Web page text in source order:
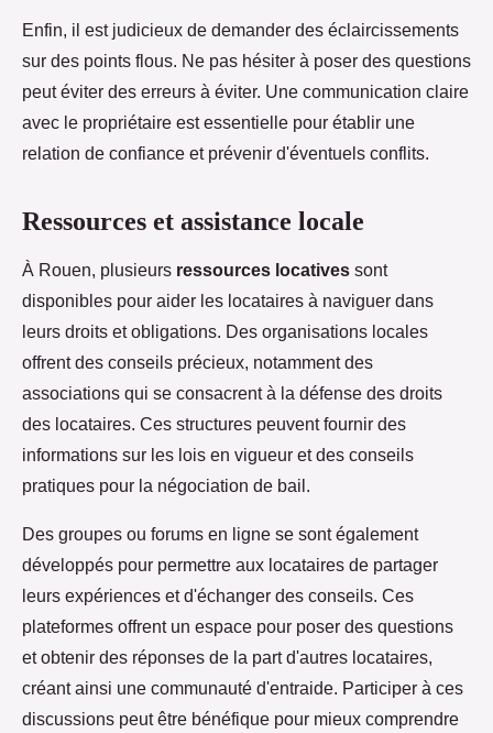
Enfin, il est judicieux de demander des éclaircissements
sur des points flous. Ne pas hésiter à poser des questions
peut éviter des erreurs à éviter. Une communication claire
avec le propriétaire est essentielle pour établir une
relation de confiance et prévenir d'éventuels conflits.
Ressources et assistance locale
À Rouen, plusieurs ressources locatives sont
disponibles pour aider les locataires à naviguer dans
leurs droits et obligations. Des organisations locales
offrent des conseils précieux, notamment des
associations qui se consacrent à la défense des droits
des locataires. Ces structures peuvent fournir des
informations sur les lois en vigueur et des conseils
pratiques pour la négociation de bail.
Des groupes ou forums en ligne se sont également
développés pour permettre aux locataires de partager
leurs expériences et d'échanger des conseils. Ces
plateformes offrent un espace pour poser des questions
et obtenir des réponses de la part d'autres locataires,
créant ainsi une communauté d'entraide. Participer à ces
discussions peut être bénéfique pour mieux comprendre